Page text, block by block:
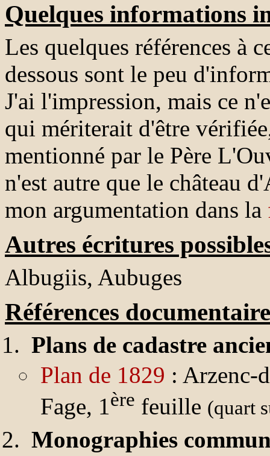
Quelques informations
Les quelques références à
dessous sont le peu
J'ai l'impression, mais ce
qui mériterait d'être
mentionné par le Père
n'est autre que le château
mon argumentation dans la
Autres écritures
Albugiis, Aubuges
Références
Plans de cadastre
Plan de 1829 : Arzenc-
Fage, 1ère feuille (quart
Monographies